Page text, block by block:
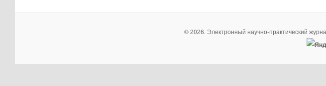
© 2026. Электронный научно-практический